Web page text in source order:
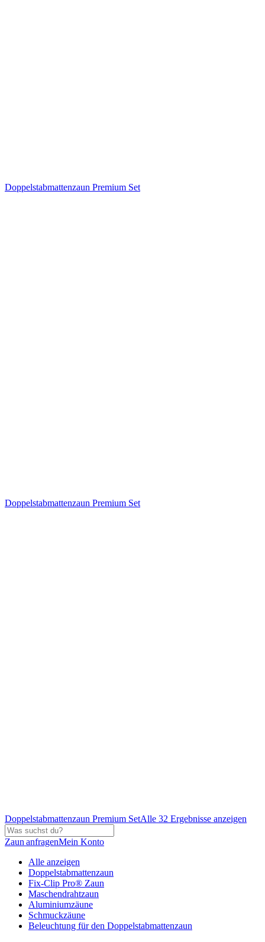
Doppelstabmattenzaun Premium Set
Doppelstabmattenzaun Premium Set
Doppelstabmattenzaun Premium SetAlle 32 Ergebnisse anzeigen
Zaun anfragenMein Konto
Alle anzeigen
Doppelstabmattenzaun
Fix-Clip Pro® Zaun
Maschendrahtzaun
Aluminiumzäune
Schmuckzäune
Beleuchtung für den Doppelstabmattenzaun